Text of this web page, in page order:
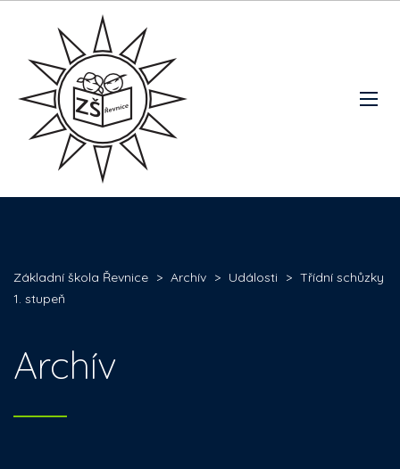
Základní škola Řevnice > Archív > Události > Třídní schůzky
1. stupeň
Archív